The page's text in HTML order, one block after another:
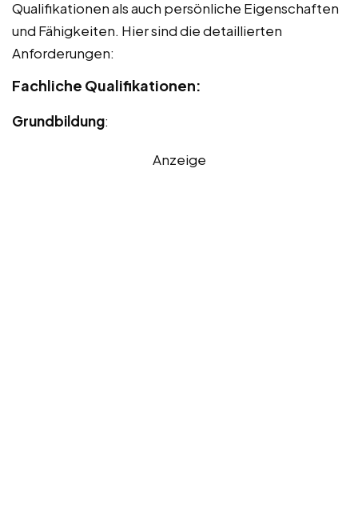
Qualifikationen als auch persönliche Eigenschaften
und Fähigkeiten. Hier sind die detaillierten
Anforderungen:
Fachliche Qualifikationen:
Grundbildung:
Anzeige